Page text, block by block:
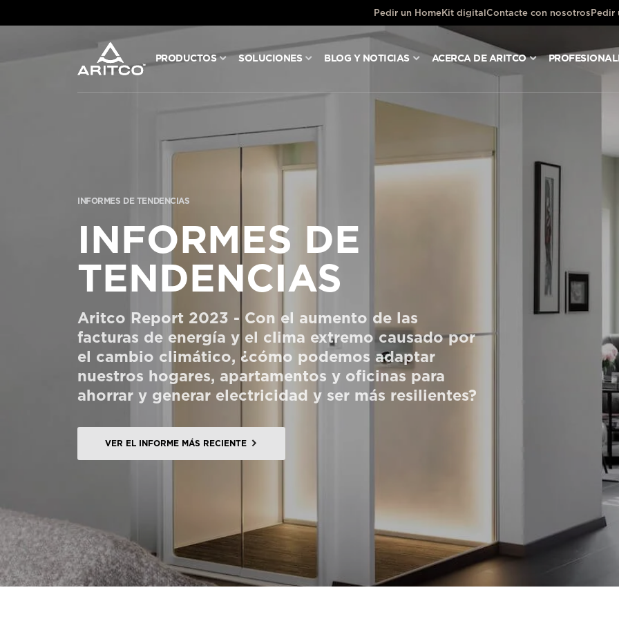
Pedir un HomeKit digitalContacte con nosotros Pedir
PRODUCTOS SOLUCIONES BLOG Y NOTICIAS ACERCA DE ARITCO
PRODUCTOS
PROFESIONALES
Pedir un HomeKit digital
Contacte con nosotros
Pedir una estimación de precio
INFORMES DE TENDENCIAS
INFORMES DE
TENDENCIAS
Aritco Report 2023 - Con el aumento de las
facturas de energía y el clima extremo causado por
el cambio climático, ¿cómo podemos adaptar
nuestros hogares, apartamentos y oficinas para
ahorrar y generar electricidad y ser más resilientes?
VER EL INFORME MÁS RECIENTE